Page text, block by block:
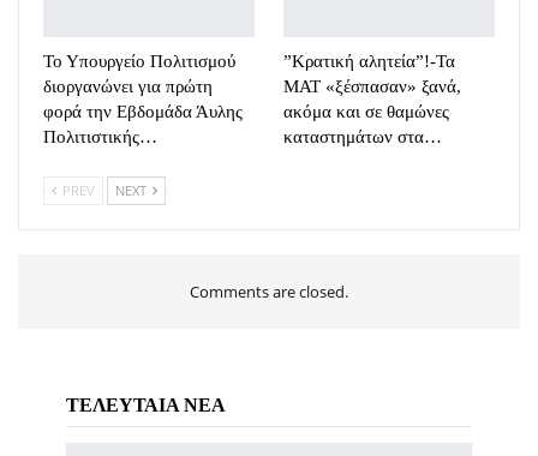
Το Υπουργείο Πολιτισμού
διοργανώνει για πρώτη
φορά την Εβδομάδα Άυλης
Πολιτιστικής…
”Κρατική αλητεία”!-Τα
ΜΑΤ «ξέσπασαν» ξανά,
ακόμα και σε θαμώνες
καταστημάτων στα…
PREV NEXT
Comments are closed.
ΤΕΛΕΥΤΑΙΑ ΝΕΑ